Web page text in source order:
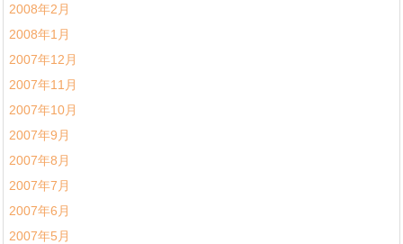
2008年2月
2008年1月
2007年12月
2007年11月
2007年10月
2007年9月
2007年8月
2007年7月
2007年6月
2007年5月